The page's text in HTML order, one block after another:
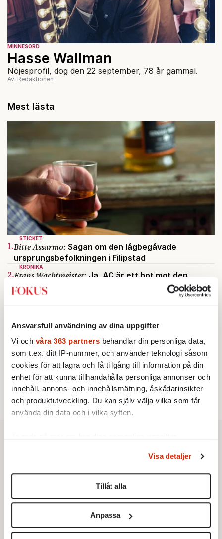
Ansvarsfull användning av dina uppgifter
Vi och våra 363 partners behandlar din personliga data,
som t.ex. ditt IP-nummer, och använder teknologi såsom
cookies för att lagra och få tillgång till information på din
enhet för att kunna tillhandahålla personliga annonser och
innehåll, annons- och innehållsmätning, åskådarinsikter
och produktutveckling. Du kan själv välja vilka som får
använda din data och i vilka syften.
Du kan ändra eller dra tillbaka ditt samtycke när som
helst från cookie-förklaringen.
Vi använder enhetsidentifierare för att anpassa innehållet
för sociala medier och analysera vår trafik. Vi
vidarebefordrar även sådana identifierare och annan
Visa detaljer
Tillåt alla
Anpassa
MINNESORD
Hasse Wallman
Nöjesprofil, dog den 22 september, 78 år gammal.
Av: Redaktionen
Mest lästa
STICKET
1.Bitte Assarmo: Sagan om den lågbegåvade
ursprungsbefolkningen i Filipstad
KRÖNIKA
2.Frans Wachtmeister: Ja, AC är ett hot mot den
franska civilisationen
BOKRECENSION
3.Den röda tråden som brast
4.Nina Lekander:På ”Kommunisthögskolan” drömde
alla om att vara arbetarklass
5.Sakine Madon:Efter islamistdådet oroar sig
vänstern för Agnes Wold
STICKET
6.Dan Korn: Quisling, quislingar och sten i glashus